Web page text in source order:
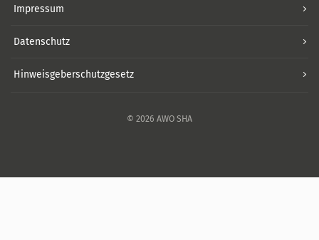
Impressum
Datenschutz
Hinweisgeberschutzgesetz
© 2026 AWO SHA